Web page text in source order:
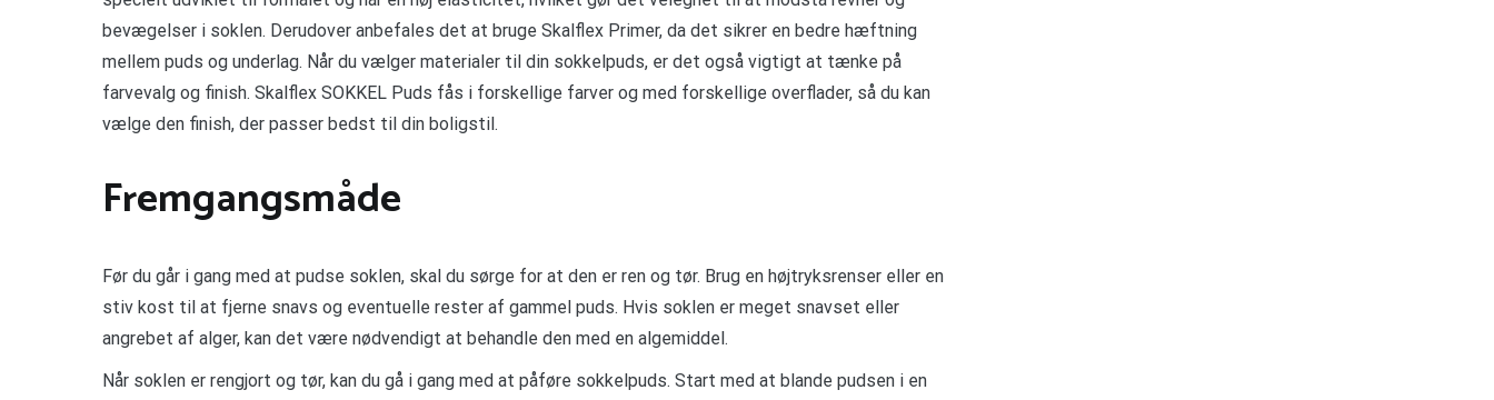
bevægelser i soklen. Derudover anbefales det at bruge Skalflex Primer, da det sikrer en bedre hæftning
mellem puds og underlag. Når du vælger materialer til din sokkelpuds, er det også vigtigt at tænke på
farvevalg og finish. Skalflex SOKKEL Puds fås i forskellige farver og med forskellige overflader, så du kan
vælge den finish, der passer bedst til din boligstil.
Fremgangsmåde
Før du går i gang med at pudse soklen, skal du sørge for at den er ren og tør. Brug en højtryksrenser eller en
stiv kost til at fjerne snavs og eventuelle rester af gammel puds. Hvis soklen er meget snavset eller
angrebet af alger, kan det være nødvendigt at behandle den med en algemiddel.
Når soklen er rengjort og tør, kan du gå i gang med at påføre sokkelpuds. Start med at blande pudsen i en